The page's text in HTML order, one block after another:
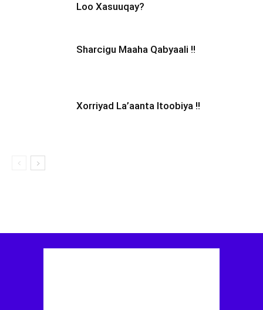
Loo Xasuuqay?
Sharcigu Maaha Qabyaali !!
Xorriyad La’aanta Itoobiya !!